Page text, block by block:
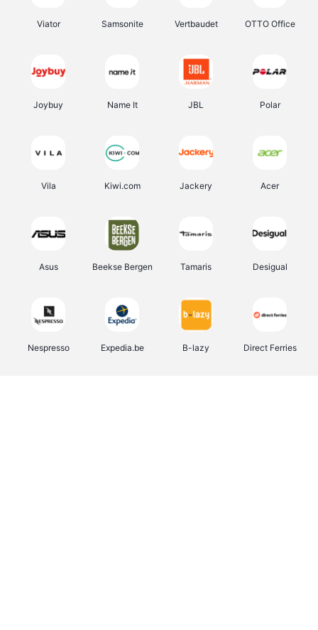
Viator Samsonite Vertbaudet OTTO Office
Joybuy Name It JBL Polar
Vila Kiwi.com Jackery Acer
Asus Beekse Bergen Tamaris Desigual
Nespresso Expedia.be B-lazy Direct Ferries